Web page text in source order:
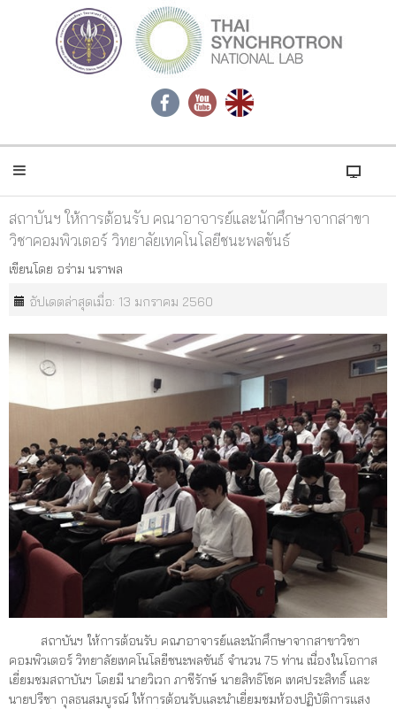
สถาบันฯ ให้การต้อนรับ คณาอาจารย์และนักศึกษาจากสาขา
วิชาคอมพิวเตอร์ วิทยาลัยเทคโนโลยีชนะพลขันธ์
เขียนโดย อร่าม นราพล
อัปเดตล่าสุดเมื่อ: 13 มกราคม 2560
สถาบันฯ ให้การต้อนรับ คณาอาจารย์และนักศึกษาจากสาขาวิชา
คอมพิวเตอร์ วิทยาลัยเทคโนโลยีชนะพลขันธ์ จำนวน 75 ท่าน เนื่องในโอกาส
เยี่ยมชมสถาบันฯ โดยมี นายวิเวก ภาชีรักษ์ นายสิทธิโชค เทศประสิทธิ์ และ
นายปรีชา กุลธนสมบูรณ์ ให้การต้อนรับและนำเยี่ยมชมห้องปฏิบัติการแสง